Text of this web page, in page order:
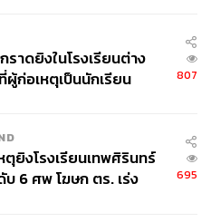
ารเงินของ Prudential
ม่สามารถทำนายอนาคต
ในครอบครัว เพราะใน
มท้าทายที่เสี่ยงต่อโรคที่จะ
เดาได้ พ่อแม่มือใหม่ที่จะเริ่ม
ราดยิงในโรงเรียนต่าง
ผู้ก่อเหตุเป็นนักเรียน
807
ตุยิงโรงเรียนเทพศิรินทร์
6 ศพ โฆษก ตร. เร่ง
695